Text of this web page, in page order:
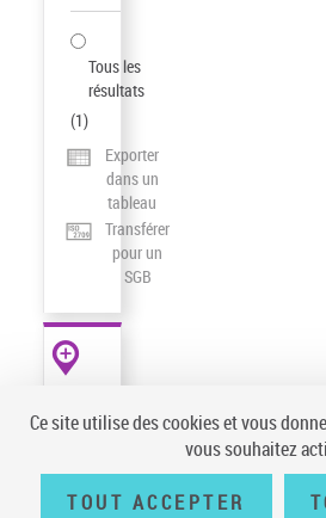
Tous les
résultats
(1)
Exporter
dans un
tableau
Transférer
pour un
SGB
data.bnf.fr
Ce site utilise des cookies et vous
vous souhaitez
TOUT ACCEPTER